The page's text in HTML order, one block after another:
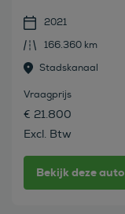
2021
166.360 km
Stadskanaal
Vraagprijs
€ 21.800
Excl. Btw
Bekijk deze auto